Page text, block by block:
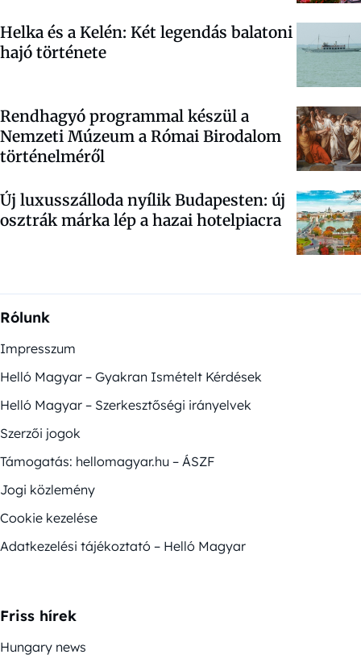
Helka és a Kelén: Két legendás balatoni
hajó története
Rendhagyó programmal készül a
Nemzeti Múzeum a Római Birodalom
történelméről
Új luxusszálloda nyílik Budapesten: új
osztrák márka lép a hazai hotelpiacra
Rólunk
Impresszum
Helló Magyar – Gyakran Ismételt Kérdések
Helló Magyar – Szerkesztőségi irányelvek
Szerzői jogok
Támogatás: hellomagyar.hu – ÁSZF
Jogi közlemény
Cookie kezelése
Adatkezelési tájékoztató – Helló Magyar
Friss hírek
Hungary news